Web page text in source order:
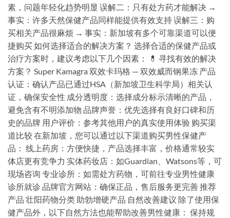
素，问题年轻化趋势明显 误解二：只有处方药才能解决 →
事实：许多天然保健产品同样能提供有效支持 误解三：购
买相关产品很麻烦 → 事实：新加坡有多个可靠渠道可以便
捷购买 如何选择适合的解决方案？ 选择合适的保健产品或
治疗方案时，建议考虑以下几个因素： 💊 寻找有效的解决
方案？ Super Kamagra 双效卡玛格 — 双效威而钢果冻 产品
认证：确认产品已通过HSA（新加坡卫生科学局）相关认
证，确保安全性 成分透明度：选择成分标示清晰的产品，
避免含有不明添加物 品牌声誉：优先选择有良好口碑和历
史的品牌 用户评价：参考其他用户的真实使用体验 购买渠
道比较 在新加坡，您可以通过以下渠道购买男性保健产
品： 线上药房：方便快捷，产品选择丰富，价格通常较实
体店更有竞争力 实体药妆店：如Guardian、Watsons等，可
现场咨询 专业诊所：如需处方药物，可前往专业男性健康
诊所就诊 品牌官方网站：确保正品，售后服务更完善 推荐
产品 壮阳药物分类 助勃增硬产品 自然改善建议 除了使用保
健产品外，以下自然方法也能帮助改善男性健康： 保持规